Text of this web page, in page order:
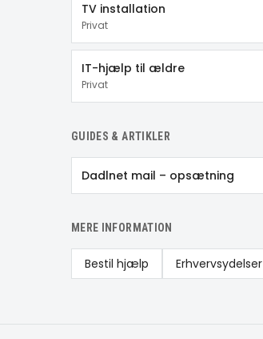
TV installation
Privat
IT-hjælp til ældre
Privat
GUIDES & ARTIKLER
Dadlnet mail – opsætning
MERE INFORMATION
Bestil hjælp Erhvervsydelser